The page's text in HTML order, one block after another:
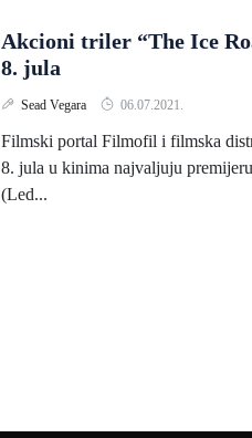
Akcioni triler “The Ice
8. jula
Sead Vegara 06.07.2021.
Filmski portal Filmofil i filmska
8. jula u kinima najvaljuju
(Led...